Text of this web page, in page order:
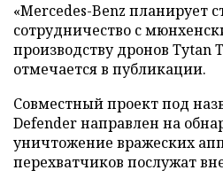
«Mercedes-Benz планирует
сотрудничество с
производству дронов Tytan
отмечается в публикации.
Совместный проект под
Defender направлен на
уничтожение вражеских
перехватчиков послужат